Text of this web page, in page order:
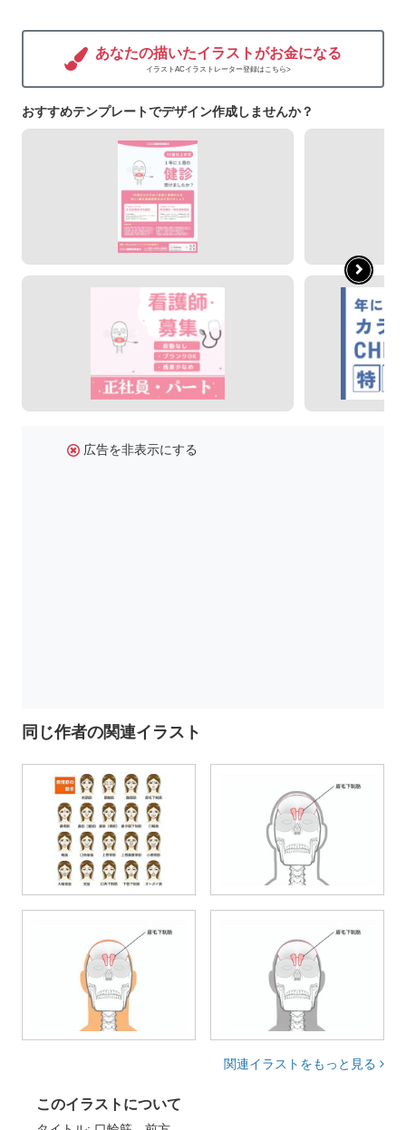
あなたの描いたイラストがお金になる
イラストACイラストレーター登録はこちら>
おすすめテンプレートでデザイン作成しませんか？
広告を非表示にする
同じ作者の関連イラスト
関連イラストをもっと見る
このイラストについて